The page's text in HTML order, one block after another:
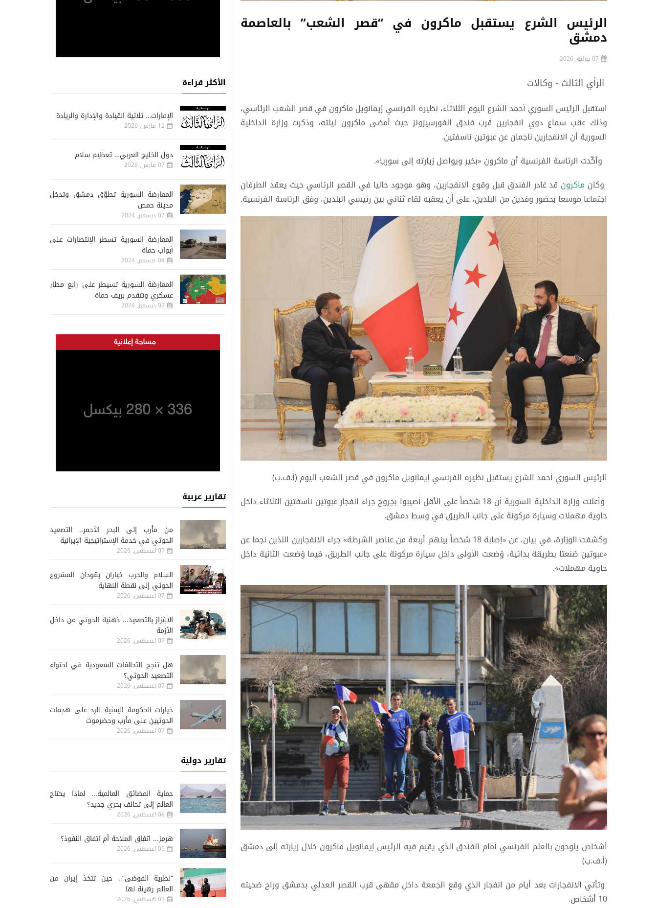
الرئيس الشرع يستقبل ماكرون في “قصر الشعب” بالعاصمة
دمشق
07 يوليو, 2026
الرأي الثالث - وكالات
استقبل الرئيس السوري أحمد الشرع اليوم الثلاثاء، نظيره الفرنسي إيمانويل ماكرون في قصر الشعب الرئاسي،
وذلك عقب سماع دوي انفجارين قرب فندق الفورسيزونز حيث أمضى ماكرون ليلته، وذكرت وزارة الداخلية
السورية أن الانفجارين ناجمان عن عبوتين ناسفتين.
وأكّدت الرئاسة الفرنسية أن ماكرون «بخير ويواصل زيارته إلى سوريا».
وكانماكرون قد غادر الفندق قبل وقوع الانفجارين، وهو موجود حاليا في القصر الرئاسي حيث يعقد الطرفان
اجتماعا موسعا بحضور وفدين من البلدين، على أن يعقبه لقاء ثنائي بين رئيسي البلدين، وفق الرئاسة الفرنسية.
الرئيس السوري أحمد الشرع يستقبل نظيره الفرنسي إيمانويل ماكرون في قصر الشعب اليوم (أ.ف.ب)
وأعلنت وزارة الداخلية السورية أن 18 شخصاً على الأقل أصيبوا بجروح جراء انفجار عبوتين ناسفتين الثلاثاء داخل
حاوية مهملات وسيارة مركونة على جانب الطريق في وسط دمشق.
وكشفت الوزارة، في بيان، عن «إصابة 18 شخصاً بينهم أربعة من عناصر الشرطة» جراء الانفجارين اللذين نجما عن
«عبوتين صُنعتا بطريقة بدائية، وُضعت الأولى داخل سيارة مركونة على جانب الطريق، فيما وُضعت الثانية داخل
حاوية مهملات».
أشخاص يلوحون بالعلم الفرنسي أمام الفندق الذي يقيم فيه الرئيس إيمانويل ماكرون خلال زيارته إلى دمشق
(أ.ف.ب)
وتأتي الانفجارات بعد أيام من انفجار الذي وقع الجمعة داخل مقهى قرب القصر العدلي بدمشق وراح ضحيته
10 أشخاص.
الأكثر قراءة
الإمارات… ثلاثية القيادة والإدارة والريادة
12 مارس, 2026
دول الخليج العربي… تعظيم سلام
07 مارس, 2026
المعارضة السورية تطوّق دمشق وتدخل
مدينة حمص
07 ديسمبر, 2024
المعارضة السورية تسطر الإنتصارات على
أبواب حماة
04 ديسمبر, 2024
المعارضة السورية تسيطر على رابع مطار
عسكري وتتقدم بريف حماة
03 ديسمبر, 2024
تقارير عربية
من مأرب إلى البحر الأحمر.. التصعيد
الحوثي في خدمة الإستراتيجية الإيرانية
07 اغسطس, 2026
السلام والحرب خياران يقودان المشروع
الحوثي إلى نقطة النهاية
07 اغسطس, 2026
الابتزاز بالتصعيد... ذهنية الحوثي من داخل
الأزمة
07 اغسطس, 2026
هل تنجح التحالفات السعودية في احتواء
التصعيد الحوثي؟
07 اغسطس, 2026
خيارات الحكومة اليمنية للرد على هجمات
الحوثيين على مأرب وحضرموت
07 اغسطس, 2026
تقارير دولية
حماية المضائق العالمية... لماذا يحتاج
العالم إلى تحالف بحري جديد؟
08 اغسطس, 2026
هرمز... اتفاق الملاحة أم اتفاق النفوذ؟
06 اغسطس, 2026
“نظرية الفوضى”.. حين تتخذ إيران من
العالم رهينة لها
03 اغسطس, 2026